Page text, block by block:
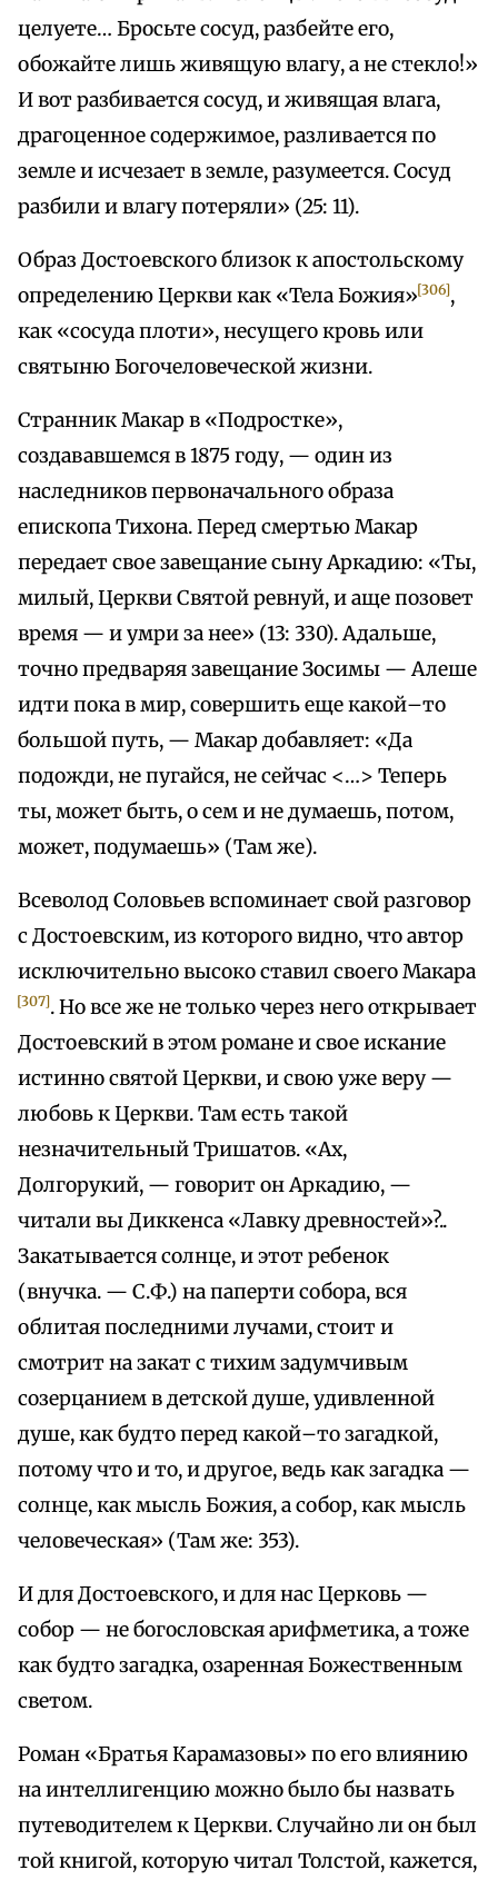
целуете… Бросьте сосуд, разбейте его,
обожайте лишь живящую влагу, а не стекло!»
И вот разбивается сосуд, и живящая влага,
драгоценное содержимое, разливается по
земле и исчезает в земле, разумеется. Сосуд
разбили и влагу потеряли» (25: 11).
Образ Достоевского близок к апостольскому
определению Церкви как «Тела Божия»[306],
как «сосуда плоти», несущего кровь или
святыню Богочеловеческой жизни.
Странник Макар в «Подростке»,
создававшемся в 1875 году, — один из
наследников первоначального образа
епископа Тихона. Перед смертью Макар
передает свое завещание сыну Аркадию: «Ты,
милый, Церкви Святой ревнуй, и аще позовет
время — и умри за нее» (13: 330). Адальше,
точно предваряя завещание Зосимы — Алеше
идти пока в мир, совершить еще какой–то
большой путь, — Макар добавляет: «Да
подожди, не пугайся, не сейчас <…> Теперь
ты, может быть, о сем и не думаешь, потом,
может, подумаешь» (Там же).
Всеволод Соловьев вспоминает свой разговор
с Достоевским, из которого видно, что автор
исключительно высоко ставил своего Макара
[307]. Но все же не только через него открывает
Достоевский в этом романе и свое искание
истинно святой Церкви, и свою уже веру —
любовь к Церкви. Там есть такой
незначительный Тришатов. «Ах,
Долгорукий, — говорит он Аркадию, —
читали вы Диккенса «Лавку древностей»?..
Закатывается солнце, и этот ребенок
(внучка. — С.Ф.) на паперти собора, вся
облитая последними лучами, стоит и
смотрит на закат с тихим задумчивым
созерцанием в детской душе, удивленной
душе, как будто перед какой–то загадкой,
потому что и то, и другое, ведь как загадка —
солнце, как мысль Божия, а собор, как мысль
человеческая» (Там же: 353).
И для Достоевского, и для нас Церковь —
собор — не богословская арифметика, а тоже
как будто загадка, озаренная Божественным
светом.
Роман «Братья Карамазовы» по его влиянию
на интеллигенцию можно было бы назвать
путеводителем к Церкви. Случайно ли он был
той книгой, которую читал Толстой, кажется,